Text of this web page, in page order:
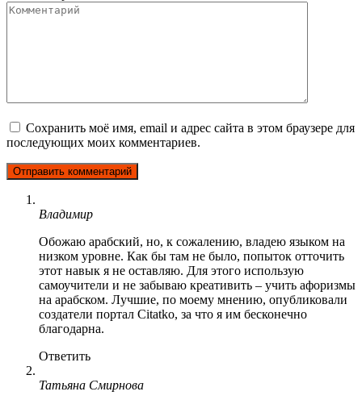
Сохранить моё имя, email и адрес сайта в этом браузере для
последующих моих комментариев.
Владимир
Обожаю арабский, но, к сожалению, владею языком на
низком уровне. Как бы там не было, попыток отточить
этот навык я не оставляю. Для этого использую
самоучители и не забываю креативить – учить афоризмы
на арабском. Лучшие, по моему мнению, опубликовали
создатели портал Citatko, за что я им бесконечно
благодарна.
Ответить
Татьяна Смирнова